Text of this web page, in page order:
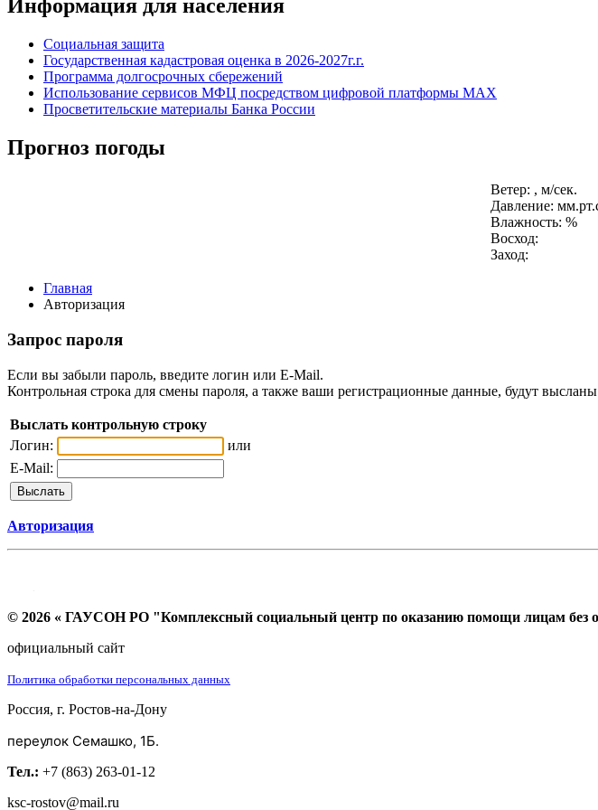
Информация для населения
Социальная защита
Государственная кадастровая оценка в 2026-2027г.г.
Программа долгосрочных сбережений
Использование сервисов МФЦ посредством цифровой платформы MAX
Просветительские материалы Банка России
Прогноз погоды
Ветер: , м/сек.
Давление:
Влажность: %
Восход:
Заход:
Главная
Авторизация
Запрос пароля
Если вы забыли пароль, введите логин или E-Mail.
Контрольная строка для смены пароля, а также ваши регистрационные данные, будут
Выслать контрольную строку
Логин:
или
E-Mail:
Авторизация
© 2026 « ГАУСОН РО "Комплексный социальный центр по оказанию помощи лицам без
официальный сайт
Политика обработки персональных данных
Россия, г. Ростов-на-Дону
переулок Семашко, 1Б.
Тел.: +7 (863) 263-01-12
ksc-rostov@mail.ru